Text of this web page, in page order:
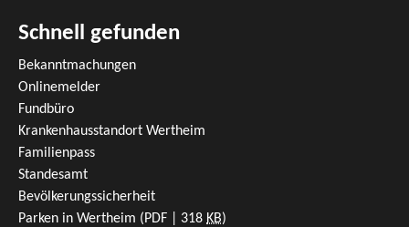
Schnell gefunden
Bekanntmachungen
Onlinemelder
Fundbüro
Krankenhausstandort Wertheim
Familienpass
Standesamt
Bevölkerungssicherheit
Parken in Wertheim (PDF | 318 KB)